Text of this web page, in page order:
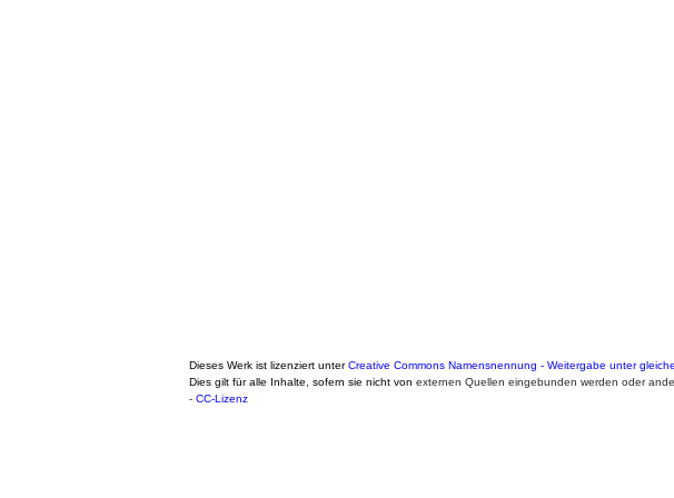
Dieses Werk ist lizenziert unterCreative Commons Namensnennung - Weitergabe unter
Dies gilt für alle Inhalte, sofern sie nicht von externen Quellen eingebunden werden oder
- CC-Lizenz